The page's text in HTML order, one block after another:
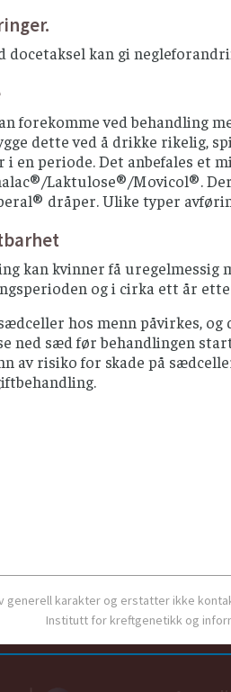
docetaksel kan gi
forekomme ved behandling
dette ved å drikke rikelig,
i en periode. Det anbefales et
Laktulose®/Movicol®.
dråper. Ulike typer
kan kvinner få uregelmessig
og i cirka ett år
hos menn påvirkes,
ned sæd før behandlingen
av risiko for skade på
generell karakter og erstatter ikke
Institutt for kreftgenetikk og